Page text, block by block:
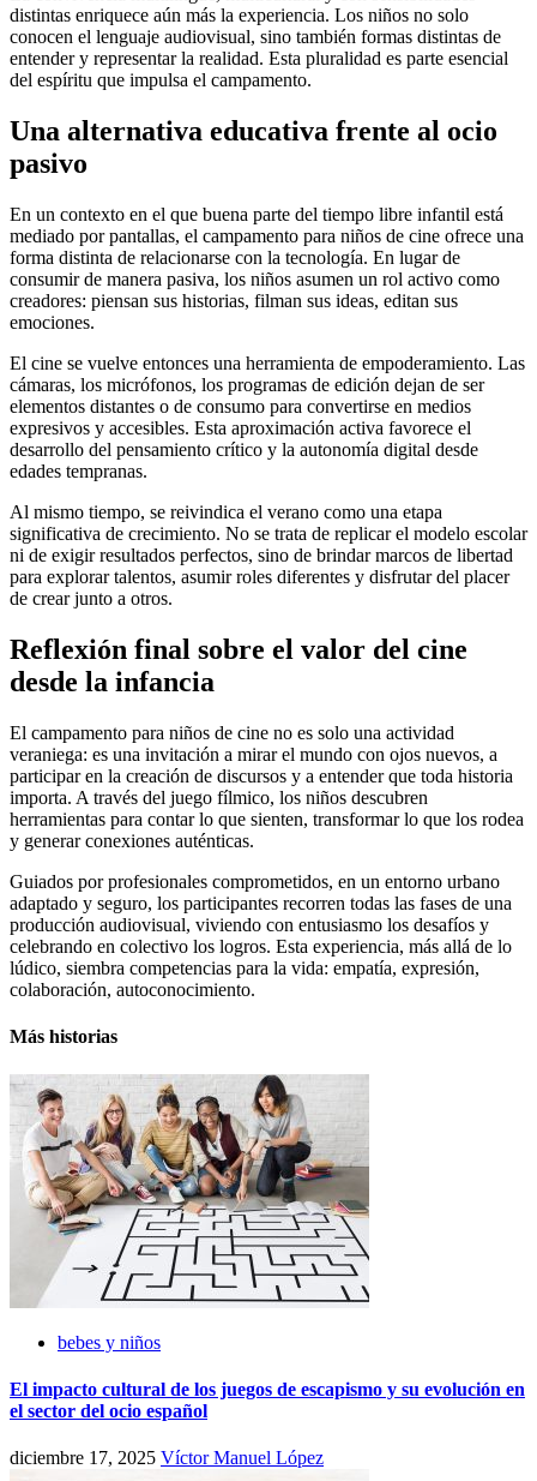
distintas enriquece aún más la experiencia. Los niños no solo
conocen el lenguaje audiovisual, sino también formas distintas de
entender y representar la realidad. Esta pluralidad es parte esencial
del espíritu que impulsa el campamento.
Una alternativa educativa frente al ocio
pasivo
En un contexto en el que buena parte del tiempo libre infantil está
mediado por pantallas, el campamento para niños de cine ofrece una
forma distinta de relacionarse con la tecnología. En lugar de
consumir de manera pasiva, los niños asumen un rol activo como
creadores: piensan sus historias, filman sus ideas, editan sus
emociones.
El cine se vuelve entonces una herramienta de empoderamiento. Las
cámaras, los micrófonos, los programas de edición dejan de ser
elementos distantes o de consumo para convertirse en medios
expresivos y accesibles. Esta aproximación activa favorece el
desarrollo del pensamiento crítico y la autonomía digital desde
edades tempranas.
Al mismo tiempo, se reivindica el verano como una etapa
significativa de crecimiento. No se trata de replicar el modelo escolar
ni de exigir resultados perfectos, sino de brindar marcos de libertad
para explorar talentos, asumir roles diferentes y disfrutar del placer
de crear junto a otros.
Reflexión final sobre el valor del cine
desde la infancia
El campamento para niños de cine no es solo una actividad
veraniega: es una invitación a mirar el mundo con ojos nuevos, a
participar en la creación de discursos y a entender que toda historia
importa. A través del juego fílmico, los niños descubren
herramientas para contar lo que sienten, transformar lo que los rodea
y generar conexiones auténticas.
Guiados por profesionales comprometidos, en un entorno urbano
adaptado y seguro, los participantes recorren todas las fases de una
producción audiovisual, viviendo con entusiasmo los desafíos y
celebrando en colectivo los logros. Esta experiencia, más allá de lo
lúdico, siembra competencias para la vida: empatía, expresión,
colaboración, autoconocimiento.
Más historias
bebes y niños
El impacto cultural de los juegos de escapismo y su evolución en
el sector del ocio español
diciembre 17, 2025 Víctor Manuel López